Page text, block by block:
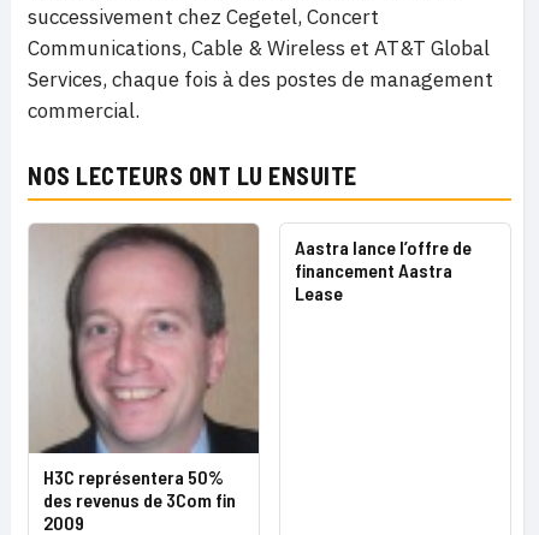
successivement chez Cegetel, Concert
Communications, Cable & Wireless et AT&T Global
Services, chaque fois à des postes de management
commercial.
NOS LECTEURS ONT LU ENSUITE
H3C représentera 50%
des revenus de 3Com fin
2009
Aastra lance l’offre de
financement Aastra
Lease